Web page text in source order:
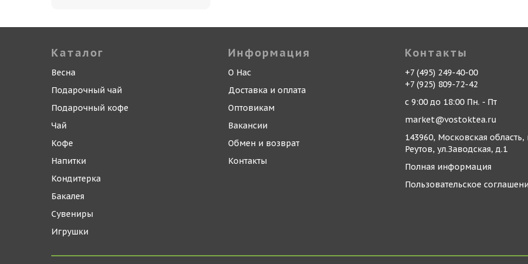
Каталог
Весна
Подарочный чай
Подарочный кофе
Чай
Кофе
Напитки
Кондитерка
Бакалея
Сувениры
Игрушки
Информация
О Нас
Доставка и оплата
Оптовикам
Вакансии
Обмен и возврат
Контакты
Контакты
+7 (495) 249-40-00
+7 (925) 809-72-42
с 9:00 до 18:00 Пн. - Пт
market@vostoktea.ru
143960, Московская область,
Реутов, ул.Заводская, д.1
Полная информация
Пользовательское